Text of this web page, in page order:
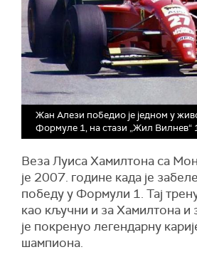
Жан Алези победио је једном у
Формуле 1, на стази „Жил Вилнев“
Веза Луиса Хамилтона са
је 2007. године када је
победу у Формули 1. Тај
као кључни и за Хамилтона и
је покренуо легендарну
шампиона.